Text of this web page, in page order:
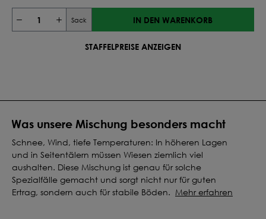
Was unsere Mischung besonders macht
Schnee, Wind, tiefe Temperaturen: In höheren Lagen
und in Seitentälern müssen Wiesen ziemlich viel
aushalten. Diese Mischung ist genau für solche
Spezialfälle gemacht und sorgt nicht nur für guten
Ertrag, sondern auch für stabile Böden. Mehr erfahren
Sack IN DEN WARENKORB
STAFFELPREISE ANZEIGEN